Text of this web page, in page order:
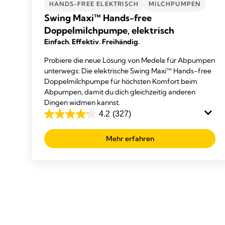
HANDS-FREE ELEKTRISCH MILCHPUMPEN
Swing Maxi™ Hands-free
Doppelmilchpumpe, elektrisch
Einfach. Effektiv. Freihändig.
Probiere die neue Lösung von Medela für Abpumpen
unterwegs: Die elektrische Swing Maxi™ Hands-free
Doppelmilchpumpe für höchsten Komfort beim
Abpumpen, damit du dich gleichzeitig anderen
Dingen widmen kannst.
4.2 (327)
4.2
von
5
Mehr erfahren